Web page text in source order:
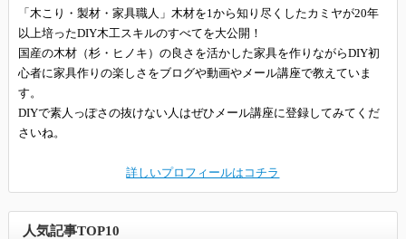
「木こり・製材・家具職人」木材を1から知り尽くしたカミヤが20年
以上培ったDIY木工スキルのすべてを大公開！
国産の木材（杉・ヒノキ）の良さを活かした家具を作りながらDIY初
心者に家具作りの楽しさをブログや動画やメール講座で教えていま
す。
DIYで素人っぽさの抜けない人はぜひメール講座に登録してみてくだ
さいね。
詳しいプロフィールはコチラ
人気記事TOP10